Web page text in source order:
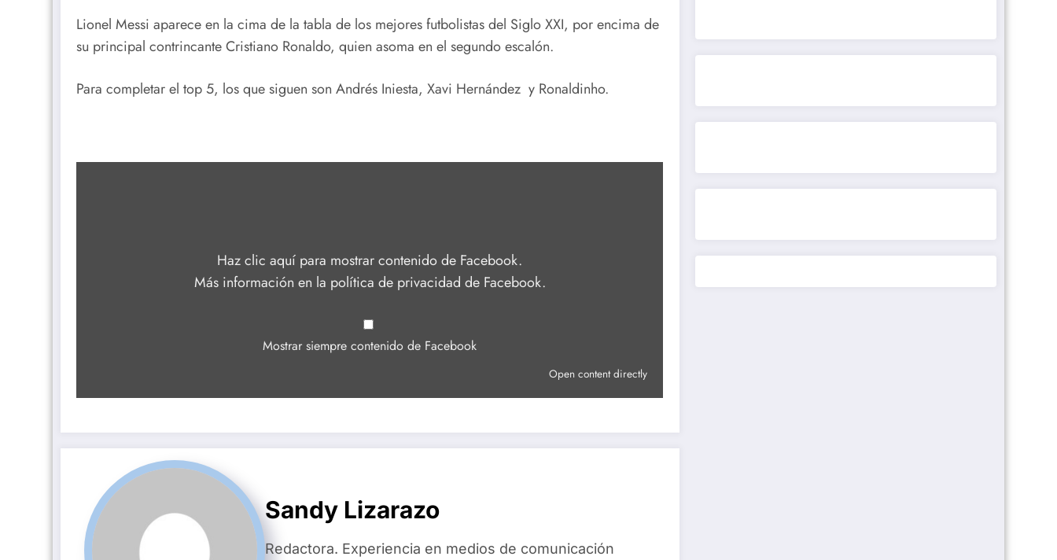
Lionel Messi aparece en la cima de la tabla de los mejores futbolistas del Siglo XXI, por encima de
su principal contrincante Cristiano Ronaldo, quien asoma en el segundo escalón.
Para completar el top 5, los que siguen son Andrés Iniesta, Xavi Hernández y Ronaldinho.
Mostrar
Haz clic aquí para mostrar contenido de Facebook.
Más información en la política de privacidad de Facebook.
Mostrar siempre contenido de Facebook
Open content directly
Sandy Lizarazo
Redactora. Experiencia en medios de comunicación